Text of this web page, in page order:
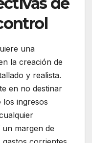
una
la creación de
y realista.
en no destinar
los ingresos
margen de